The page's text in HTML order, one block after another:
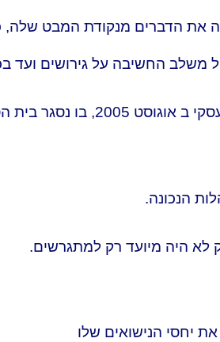
את הדברים מנקודת המבט שלה,
משלב החשיבה על גירושים ועד
ואני שעברתי משבר
הנכונה.
היה מיועד רק למתגרשים.
יחסי הנישואים שלו